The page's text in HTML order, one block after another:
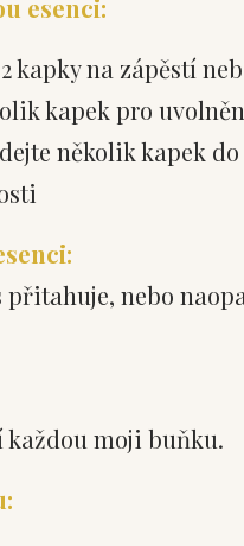
esenci:
2 kapky na zápěstí
kapek pro
několik kapek do
přitahuje, nebo
každou moji buňku.